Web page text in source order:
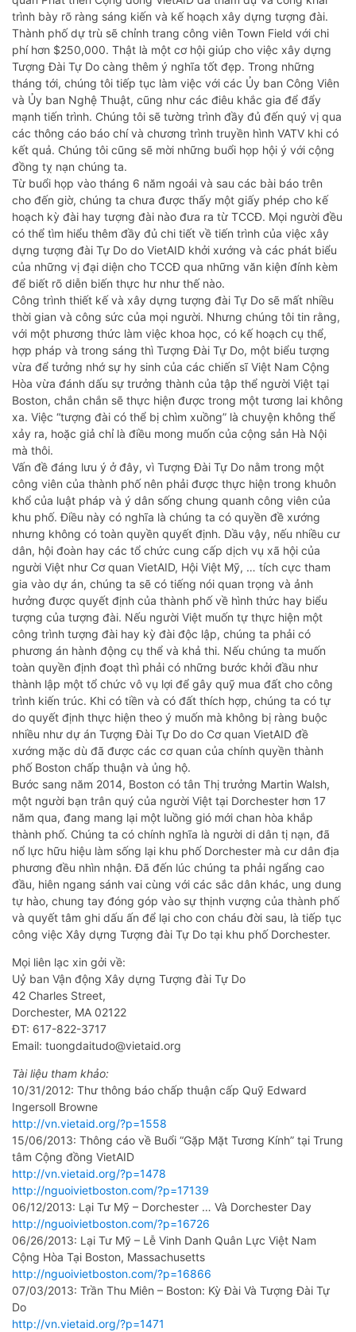
trình bày rõ ràng sáng kiến và kế hoạch xây dựng tượng đài.
Thành phố dự trù sẽ chỉnh trang công viên Town Field với chi
phí hơn $250,000. Thật là một cơ hội giúp cho việc xây dựng
Tượng Đài Tự Do càng thêm ý nghĩa tốt đẹp. Trong những
tháng tới, chúng tôi tiếp tục làm việc với các Ủy ban Công Viên
và Ủy ban Nghệ Thuật, cũng như các điêu khắc gia để đẩy
mạnh tiến trình. Chúng tôi sẽ tường trình đầy đủ đến quý vị qua
các thông cáo báo chí và chương trình truyền hình VATV khi có
kết quả. Chúng tôi cũng sẽ mời những buổi họp hội ý với cộng
đồng tỵ nạn chúng ta.
Từ buổi họp vào tháng 6 năm ngoái và sau các bài báo trên
cho đến giờ, chúng ta chưa được thấy một giấy phép cho kế
hoạch kỳ đài hay tượng đài nào đưa ra từ TCCĐ. Mọi người đều
có thể tìm hiểu thêm đầy đủ chi tiết về tiến trình của việc xây
dựng tượng đài Tự Do do VietAID khởi xướng và các phát biểu
của những vị đại diện cho TCCĐ qua những văn kiện đính kèm
để biết rõ diễn biến thực hư như thế nào.
Công trình thiết kế và xây dựng tượng đài Tự Do sẽ mất nhiều
thời gian và công sức của mọi người. Nhưng chúng tôi tin rằng,
với một phương thức làm việc khoa học, có kế hoạch cụ thể,
hợp pháp và trong sáng thì Tượng Đài Tự Do, một biểu tượng
vừa để tưởng nhớ sự hy sinh của các chiến sĩ Việt Nam Cộng
Hòa vừa đánh dấu sự trưởng thành của tập thể người Việt tại
Boston, chắn chắn sẽ thực hiện được trong một tương lai không
xa. Việc “tượng đài có thể bị chìm xuồng” là chuyện không thể
xảy ra, hoặc giả chỉ là điều mong muốn của cộng sản Hà Nội
mà thôi.
Vấn đề đáng lưu ý ở đây, vì Tượng Đài Tự Do nằm trong một
công viên của thành phố nên phải được thực hiện trong khuôn
khổ của luật pháp và ý dân sống chung quanh công viên của
khu phố. Điều này có nghĩa là chúng ta có quyền đề xướng
nhưng không có toàn quyền quyết định. Dầu vậy, nếu nhiều cư
dân, hội đoàn hay các tổ chức cung cấp dịch vụ xã hội của
người Việt như Cơ quan VietAID, Hội Việt Mỹ, … tích cực tham
gia vào dự án, chúng ta sẽ có tiếng nói quan trọng và ảnh
hưởng được quyết định của thành phố về hình thức hay biểu
tượng của tượng đài. Nếu người Việt muốn tự thực hiện một
công trình tượng đài hay kỳ đài độc lập, chúng ta phải có
phương án hành động cụ thể và khả thi. Nếu chúng ta muốn
toàn quyền định đoạt thì phải có những bước khởi đầu như
thành lập một tổ chức vô vụ lợi để gây quỹ mua đất cho công
trình kiến trúc. Khi có tiền và có đất thích hợp, chúng ta có tự
do quyết định thực hiện theo ý muốn mà không bị ràng buộc
nhiều như dự án Tượng Đài Tự Do do Cơ quan VietAID đề
xướng mặc dù đã được các cơ quan của chính quyền thành
phố Boston chấp thuận và ủng hộ.
Bước sang năm 2014, Boston có tân Thị trưởng Martin Walsh,
một người bạn trân quý của người Việt tại Dorchester hơn 17
năm qua, đang mang lại một luồng gió mới chan hòa khắp
thành phố. Chúng ta có chính nghĩa là người di dân tị nạn, đã
nổ lực hữu hiệu làm sống lại khu phố Dorchester mà cư dân địa
phương đều nhìn nhận. Đã đến lúc chúng ta phải ngẩng cao
đầu, hiên ngang sánh vai cùng với các sắc dân khác, ung dung
tự hào, chung tay đóng góp vào sự thịnh vượng của thành phố
và quyết tâm ghi dấu ấn để lại cho con cháu đời sau, là tiếp tục
công việc Xây dựng Tượng đài Tự Do tại khu phố Dorchester.
Mọi liên lạc xin gởi về:
Uỷ ban Vận động Xây dựng Tượng đài Tự Do
42 Charles Street,
Dorchester, MA 02122
ĐT: 617-822-3717
Email: tuongdaitudo@vietaid.org
Tài liệu tham khảo:
10/31/2012: Thư thông báo chấp thuận cấp Quỹ Edward
Ingersoll Browne
http://vn.vietaid.org/?p=1558
15/06/2013: Thông cáo về Buổi “Gặp Mặt Tương Kính” tại Trung
tâm Cộng đồng VietAID
http://vn.vietaid.org/?p=1478
http://nguoivietboston.com/?p=17139
06/12/2013: Lại Tư Mỹ – Dorchester … Và Dorchester Day
http://nguoivietboston.com/?p=16726
06/26/2013: Lại Tư Mỹ – Lễ Vinh Danh Quân Lực Việt Nam
Cộng Hòa Tại Boston, Massachusetts
http://nguoivietboston.com/?p=16866
07/03/2013: Trần Thu Miên – Boston: Kỳ Đài Và Tượng Đài Tự
Do
http://vn.vietaid.org/?p=1471